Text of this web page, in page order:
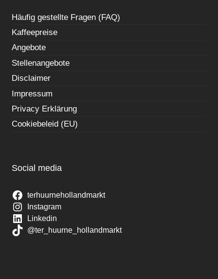
Häufig gestellte Fragen (FAQ)
Kaffeepreise
Angebote
Stellenangebote
Disclaimer
Impressum
Privacy Erklärung
Cookiebeleid (EU)
Social media
terhuurnehollandmarkt
Instagram
Linkedin
@ter_huurne_hollandmarkt